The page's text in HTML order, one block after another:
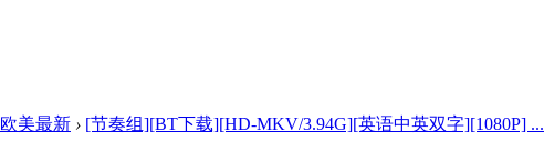
欧美最新 › [节奏组][BT下载][HD-MKV/3.94G][英语中英双字][1080P] ...